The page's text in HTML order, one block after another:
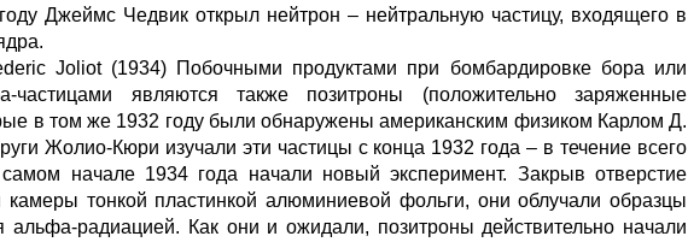
Джеймс Чедвик открыл нейтрон – нейтральную частицу, входящего в
Joliot (1934) Побочными продуктами при бомбардировке бора или
частицами являются также позитроны (положительно заряженные
в том же 1932 году были обнаружены американским физиком Карлом Д.
Жолио-Кюри изучали эти частицы с конца 1932 года – в течение всего
начале 1934 года начали новый эксперимент. Закрыв отверстие
камеры тонкой пластинкой алюминиевой фольги, они облучали образцы
радиацией. Как они и ожидали, позитроны действительно начали